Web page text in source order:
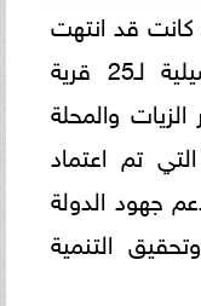
قد انتهت
من اعتماد المخططات التفصيلية لـ25 قرية
والمحلة
تم اعتماد
بما يدعم جهود الدولة
التنمية